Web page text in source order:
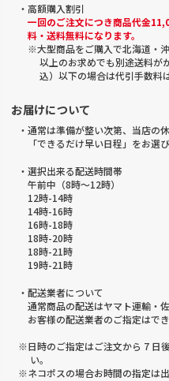
・高額購入割引
一回のご注文につき商品代金
料・送料無料になります。
※大型商品をご購入で北海道・
以上のお求めでも別途送料
込）以下の場合は代引手数料
お届けについて
・通常は準備が整い次第、当店の
「できるだけ早い日程」をお選
・選択出来る配送時間帯
午前中（8時～12時）
12時-14時
14時-16時
16時-18時
18時-20時
18時-21時
19時-21時
・配送業者について
通常商品の配送はヤマト運輸・
お客様の配送業者のご指定はで
※日時のご指定はご注文から 7 日
い。
※ネコポスの場合お時間の指定は